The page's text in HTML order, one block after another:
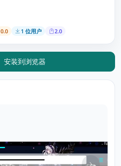
0.0 1 位用户 2.0
安装到浏览器